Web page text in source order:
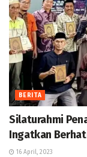
BERITA
Silaturahmi
Ingatkan
16 April, 2023